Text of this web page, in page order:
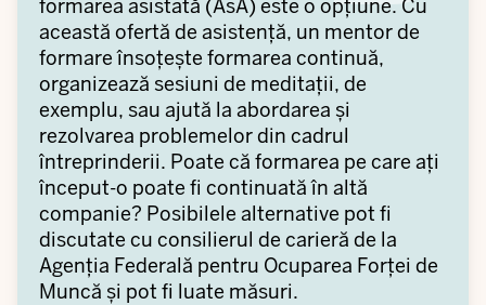
formarea asistată (AsA) este o opțiune. Cu
această ofertă de asistență, un mentor de
formare însoțește formarea continuă,
organizează sesiuni de meditații, de
exemplu, sau ajută la abordarea și
rezolvarea problemelor din cadrul
întreprinderii. Poate că formarea pe care ați
început-o poate fi continuată în altă
companie? Posibilele alternative pot fi
discutate cu consilierul de carieră de la
Agenția Federală pentru Ocuparea Forței de
Muncă și pot fi luate măsuri.